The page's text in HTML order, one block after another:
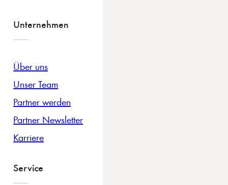
Unternehmen
Über uns
Unser Team
Partner werden
Partner Newsletter
Karriere
Service